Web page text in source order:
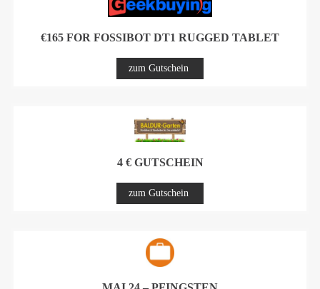
€165 FOR FOSSIBOT DT1 RUGGED TABLET
zum Gutschein
4 € GUTSCHEIN
zum Gutschein